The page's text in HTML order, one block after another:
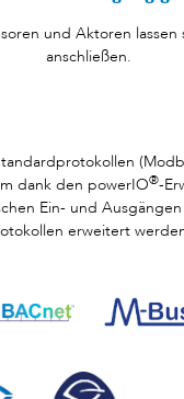
und Aktoren lassen
anschließen.
dank den powerIO®-
Ein- und
erweitert